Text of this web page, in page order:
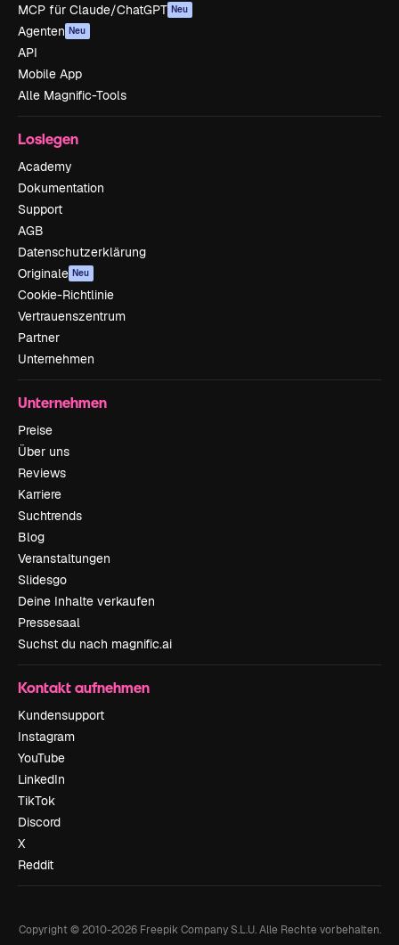
MCP für Claude/ChatGPT Neu
Agenten Neu
API
Mobile App
Alle Magnific-Tools
Loslegen
Academy
Dokumentation
Support
AGB
Datenschutzerklärung
Originale Neu
Cookie-Richtlinie
Vertrauenszentrum
Partner
Unternehmen
Unternehmen
Preise
Über uns
Reviews
Karriere
Suchtrends
Blog
Veranstaltungen
Slidesgo
Deine Inhalte verkaufen
Pressesaal
Suchst du nach magnific.ai
Kontakt aufnehmen
Kundensupport
Instagram
YouTube
LinkedIn
TikTok
Discord
X
Reddit
Copyright © 2010-2026Freepik Company S.L.U. Alle Rechte vorbehalten.